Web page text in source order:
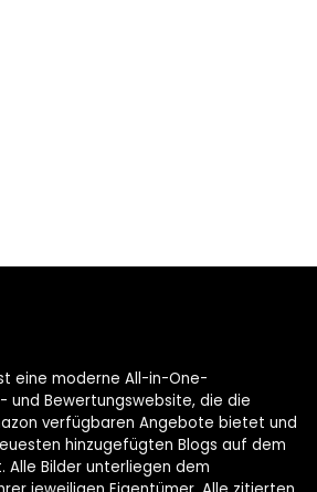
eine moderne All-in-One-
und Bewertungswebsite, die die
verfügbaren Angebote bietet und
hinzugefügten Blogs auf dem
Alle Bilder unterliegen dem